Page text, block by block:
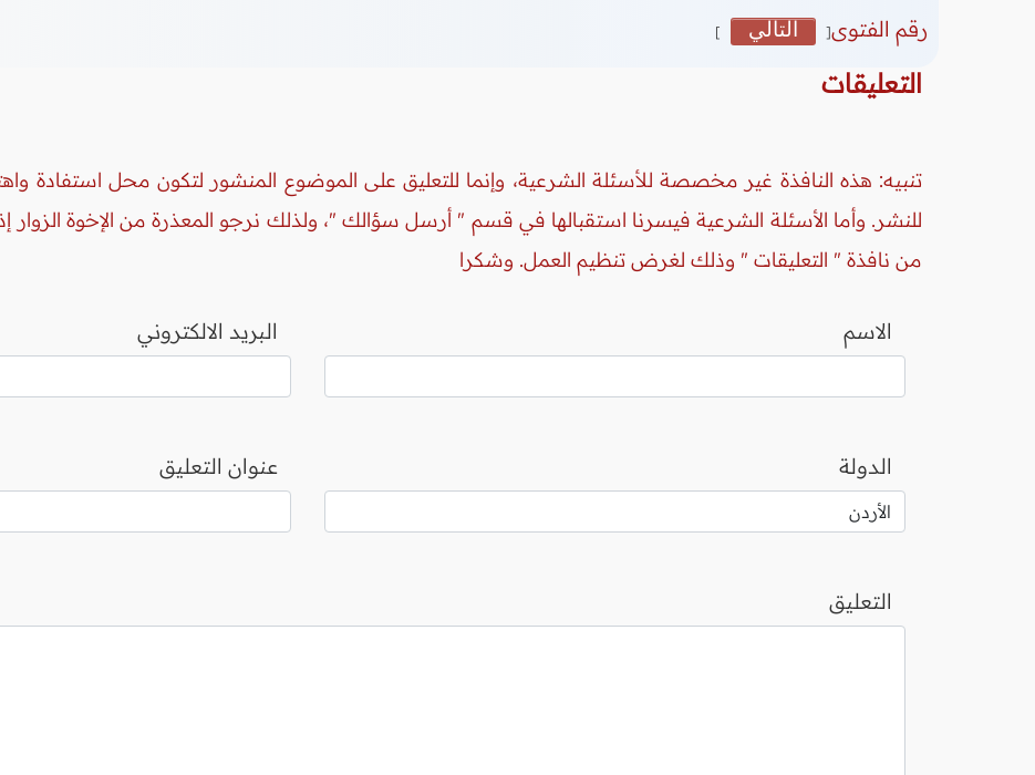
رقم الفتوى[ التالي ]
التعليقات
تنبيه: هذه النافذة غير مخصصة للأسئلة الشرعية، وإنما للتعليق على الموضوع المنشور لتكون محل استفادة
للنشر. وأما الأسئلة الشرعية فيسرنا استقبالها في قسم " أرسل سؤالك "، ولذلك نرجو المعذرة من الإخوة
من نافذة " التعليقات " وذلك لغرض تنظيم العمل. وشكرا
الاسم البريد الالكتروني
الدولة عنوان التعليق
التعليق